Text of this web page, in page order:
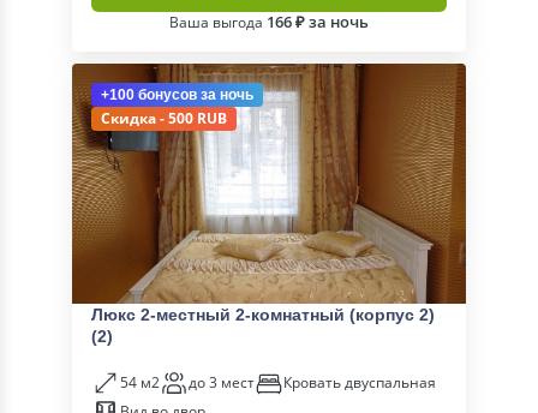
Ваша выгода 166 ₽ за ночь
+100 бонусов за ночь
Скидка - 500 RUB
Люкс 2-местный 2-комнатный (корпус 2)
(2)
54 м2 до 3 мест
Кровать двуспальная